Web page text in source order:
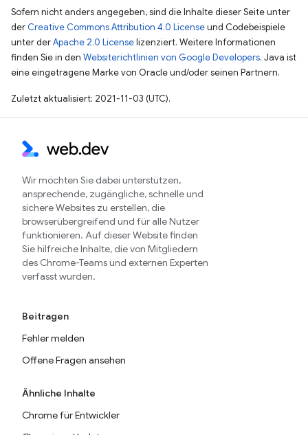
Sofern nicht anders angegeben, sind die Inhalte dieser Seite unter
der Creative Commons Attribution 4.0 Licenseund Codebeispiele
unter derApache 2.0 Licenselizenziert. Weitere Informationen
finden Sie in den Websiterichtlinien von Google Developers. Java ist
eine eingetragene Marke von Oracle und/oder seinen Partnern.
Zuletzt aktualisiert: 2021-11-03 (UTC).
Wir möchten Sie dabei unterstützen,
ansprechende, zugängliche, schnelle und
sichere Websites zu erstellen, die
browserübergreifend und für alle Nutzer
funktionieren. Auf dieser Website finden
Sie hilfreiche Inhalte, die von Mitgliedern
des Chrome-Teams und externen Experten
verfasst wurden.
Beitragen
Fehler melden
Offene Fragen ansehen
Ähnliche Inhalte
Chrome für Entwickler